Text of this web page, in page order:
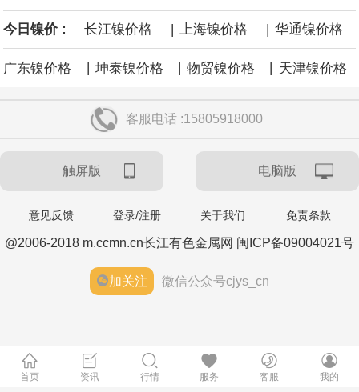
今日镍价 : 长江镍价格 | 上海镍价格 | 华通镍价格
广东镍价格 | 坤泰镍价格 | 物贸镍价格 | 天津镍价格
客服电话 :15805918000
触屏版 电脑版
意见反馈 登录/注册 关于我们 免责条款
@2006-2018 m.ccmn.cn长江有色金属网 闽ICP备09004021号
加关注 微信公众号cjys_cn
首页 资讯 行情 服务 客服 我的